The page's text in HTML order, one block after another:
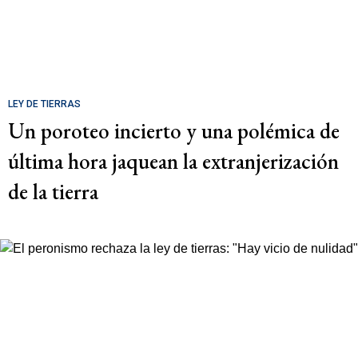
LEY DE TIERRAS
Un poroteo incierto y una polémica de
última hora jaquean la extranjerización
de la tierra